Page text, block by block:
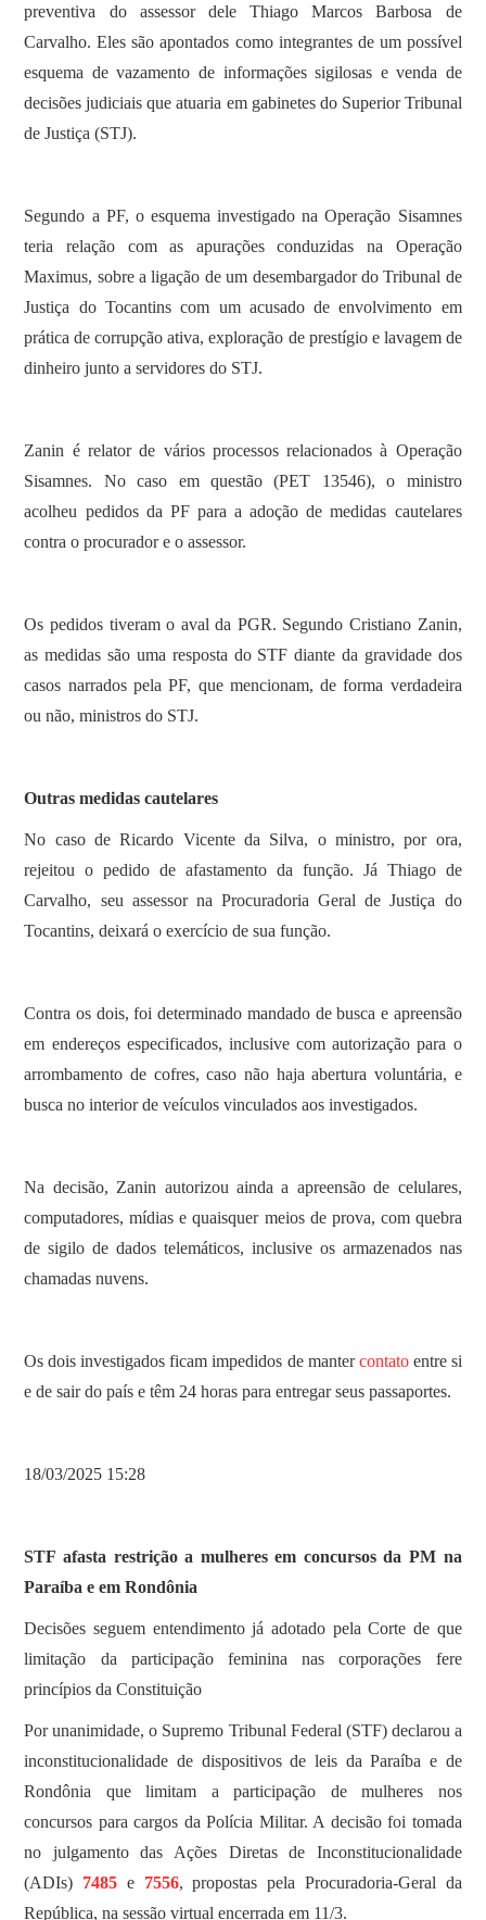
preventiva do assessor dele Thiago Marcos Barbosa de
Carvalho. Eles são apontados como integrantes de um possível
esquema de vazamento de informações sigilosas e venda de
decisões judiciais que atuaria em gabinetes do Superior Tribunal
de Justiça (STJ).
Segundo a PF, o esquema investigado na Operação Sisamnes
teria relação com as apurações conduzidas na Operação
Maximus, sobre a ligação de um desembargador do Tribunal de
Justiça do Tocantins com um acusado de envolvimento em
prática de corrupção ativa, exploração de prestígio e lavagem de
dinheiro junto a servidores do STJ.
Zanin é relator de vários processos relacionados à Operação
Sisamnes. No caso em questão (PET 13546), o ministro
acolheu pedidos da PF para a adoção de medidas cautelares
contra o procurador e o assessor.
Os pedidos tiveram o aval da PGR. Segundo Cristiano Zanin,
as medidas são uma resposta do STF diante da gravidade dos
casos narrados pela PF, que mencionam, de forma verdadeira
ou não, ministros do STJ.
Outras medidas cautelares
No caso de Ricardo Vicente da Silva, o ministro, por ora,
rejeitou o pedido de afastamento da função. Já Thiago de
Carvalho, seu assessor na Procuradoria Geral de Justiça do
Tocantins, deixará o exercício de sua função.
Contra os dois, foi determinado mandado de busca e apreensão
em endereços especificados, inclusive com autorização para o
arrombamento de cofres, caso não haja abertura voluntária, e
busca no interior de veículos vinculados aos investigados.
Na decisão, Zanin autorizou ainda a apreensão de celulares,
computadores, mídias e quaisquer meios de prova, com quebra
de sigilo de dados telemáticos, inclusive os armazenados nas
chamadas nuvens.
Os dois investigados ficam impedidos de mantercontatoentre si
e de sair do país e têm 24 horas para entregar seus passaportes.
18/03/2025 15:28
STF afasta restrição a mulheres em concursos da PM na
Paraíba e em Rondônia
Decisões seguem entendimento já adotado pela Corte de que
limitação da participação feminina nas corporações fere
princípios da Constituição
Por unanimidade, o Supremo Tribunal Federal (STF) declarou a
inconstitucionalidade de dispositivos de leis da Paraíba e de
Rondônia que limitam a participação de mulheres nos
concursos para cargos da Polícia Militar. A decisão foi tomada
no julgamento das Ações Diretas de Inconstitucionalidade
(ADIs) 7485 e 7556, propostas pela Procuradoria-Geral da
República, na sessão virtual encerrada em 11/3.